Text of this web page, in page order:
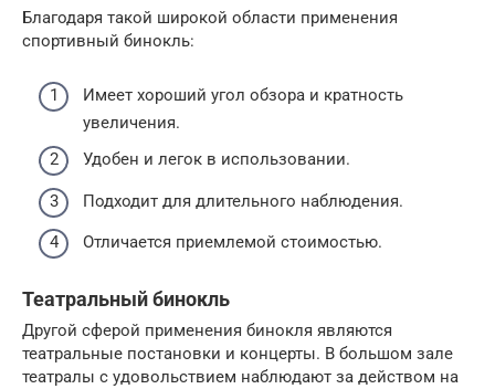
Благодаря такой широкой области применения
спортивный бинокль:
Имеет хороший угол обзора и кратность
увеличения.
Удобен и легок в использовании.
Подходит для длительного наблюдения.
Отличается приемлемой стоимостью.
Театральный бинокль
Другой сферой применения бинокля являются
театральные постановки и концерты. В большом зале
театралы с удовольствием наблюдают за действом на